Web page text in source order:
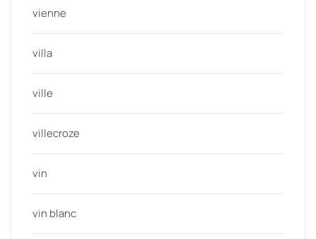
vienne
villa
ville
villecroze
vin
vin blanc